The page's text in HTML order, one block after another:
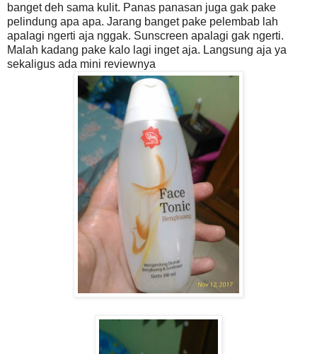
banget deh sama kulit. Panas panasan juga gak pake
pelindung apa apa. Jarang banget pake pelembab lah
apalagi ngerti aja nggak. Sunscreen apalagi gak ngerti.
Malah kadang pake kalo lagi inget aja. Langsung aja ya
sekaligus ada mini reviewnya